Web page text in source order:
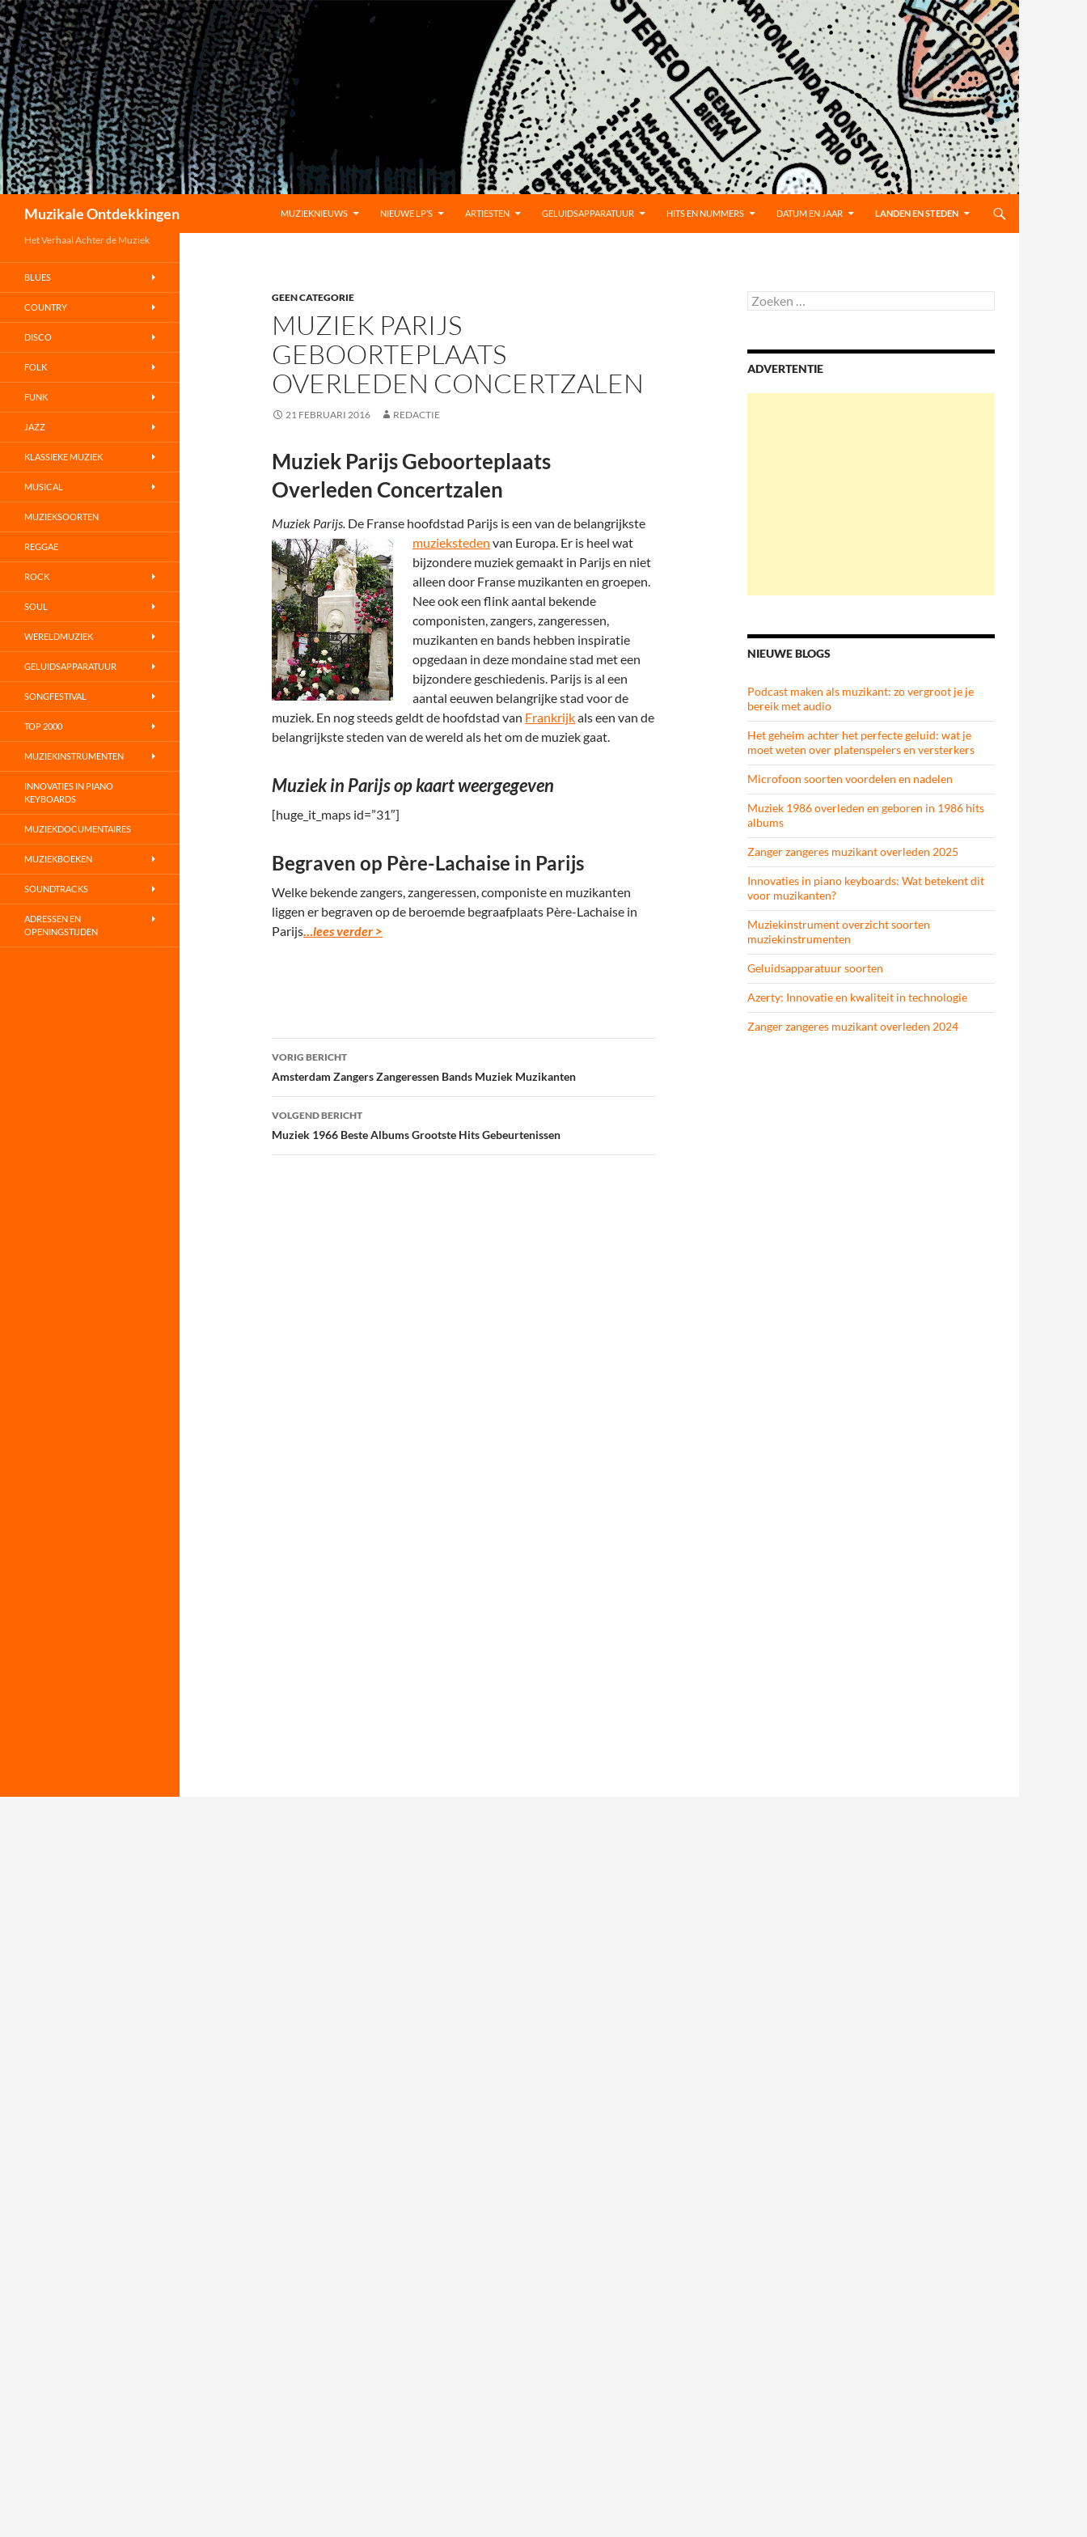
Muzikale Ontdekkingen
MUZIEKNIEUWS
NIEUWE LP’S ARTIESTEN GELUIDSAPPARATUUR HITS EN NUMMERS DATUM EN JAAR LANDEN EN STEDEN
GEEN CATEGORIE
MUZIEK PARIJS
GEBOORTEPLAATS
OVERLEDEN CONCERTZALEN
21 FEBRUARI 2016 REDACTIE
Muziek Parijs Geboorteplaats
Overleden Concertzalen
Muziek Parijs. De Franse hoofdstad Parijs is een van de belangrijkste
muzieksteden van Europa. Er is heel wat
bijzondere muziek gemaakt in Parijs en niet
alleen door Franse muzikanten en groepen.
Nee ook een flink aantal bekende
componisten, zangers, zangeressen,
muzikanten en bands hebben inspiratie
opgedaan in deze mondaine stad met een
bijzondere geschiedenis. Parijs is al een
aantal eeuwen belangrijke stad voor de
muziek. En nog steeds geldt de hoofdstad van Frankrijkals een van de
belangrijkste steden van de wereld als het om de muziek gaat.
Muziek in Parijs op kaart weergegeven
[huge_it_maps id=”31″]
Begraven op Père-Lachaise in Parijs
Welke bekende zangers, zangeressen, componiste en muzikanten
liggen er begraven op de beroemde begraafplaats Père-Lachaise in
Parijs…lees verder >
Bericht
navigatie
VORIG BERICHT
Amsterdam Zangers Zangeressen Bands Muziek Muzikanten
VOLGEND BERICHT
Muziek 1966 Beste Albums Grootste Hits Gebeurtenissen
Zoeken
naar:
ADVERTENTIE
NIEUWE BLOGS
Podcast maken als muzikant: zo vergroot je je
bereik met audio
Het geheim achter het perfecte geluid: wat je
moet weten over platenspelers en versterkers
Microfoon soorten voordelen en nadelen
Muziek 1986 overleden en geboren in 1986 hits
albums
Zanger zangeres muzikant overleden 2025
Innovaties in piano keyboards: Wat betekent dit
voor muzikanten?
Muziekinstrument overzicht soorten
muziekinstrumenten
Geluidsapparatuur soorten
Azerty: Innovatie en kwaliteit in technologie
Zanger zangeres muzikant overleden 2024
Het Verhaal Achter de Muziek
BLUES
COUNTRY
DISCO
FOLK
FUNK
JAZZ
KLASSIEKE MUZIEK
MUSICAL
MUZIEKSOORTEN
REGGAE
ROCK
SOUL
WERELDMUZIEK
GELUIDSAPPARATUUR
SONGFESTIVAL
TOP 2000
MUZIEKINSTRUMENTEN
INNOVATIES IN PIANO
KEYBOARDS
MUZIEKDOCUMENTAIRES
MUZIEKBOEKEN
SOUNDTRACKS
ADRESSEN EN
OPENINGSTIJDEN